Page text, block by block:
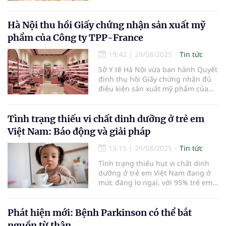
nhiều lĩnh vực trọng yếu như
chuyên môn, chuyển giao kỹ thuật,
đào tạo, nghiên cứu khoa học và
quản trị bệnh viện.
Hà Nội thu hồi Giấy chứng nhận sản xuất mỹ
phẩm của Công ty TPP-France
19:42 | 29/08/2025
Tin tức
Sở Y tế Hà Nội vừa ban hành Quyết
định thu hồi Giấy chứng nhận đủ
điều kiện sản xuất mỹ phẩm của
Tình trạng thiếu vi chất dinh dưỡng ở trẻ em
Việt Nam: Báo động và giải pháp
13:15 | 29/08/2025
Tin tức
Tình trạng thiếu hụt vi chất dinh
dưỡng ở trẻ em Việt Nam đang ở
mức đáng lo ngại, với 95% trẻ em
vitamin C. Điều này không chỉ ảnh
Phát hiện mới: Bệnh Parkinson có thể bắt